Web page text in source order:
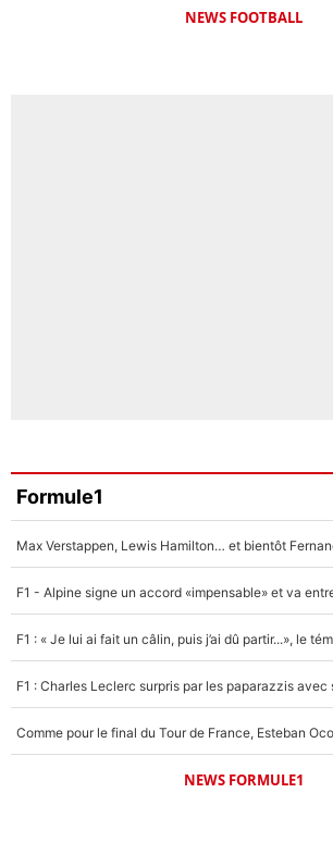
NEWS FOOTBALL
Formule1
NEWS FORMULE1